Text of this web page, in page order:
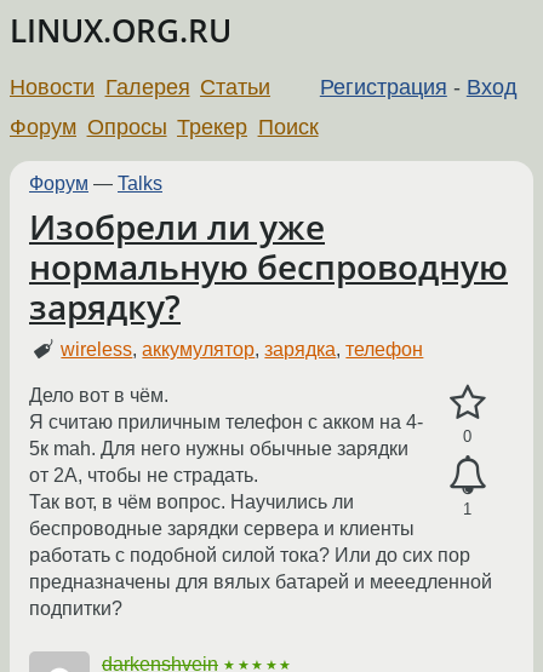
LINUX.ORG.RU
Регистрация - Вход
Новости Галерея Статьи
Форум Опросы Трекер Поиск
Форум — Talks
Изобрели ли уже
нормальную беспроводную
зарядку?
wireless,аккумулятор,зарядка,телефон
0
1
Дело вот в чём.
Я считаю приличным телефон с акком на 4-
5к mah. Для него нужны обычные зарядки
от 2А, чтобы не страдать.
Так вот, в чём вопрос. Научились ли
беспроводные зарядки сервера и клиенты
работать с подобной силой тока? Или до сих пор
предназначены для вялых батарей и мееедленной
подпитки?
darkenshvein ★★★★★